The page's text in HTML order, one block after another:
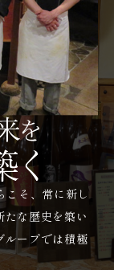
こそ、常に新し
たな歴史を築い
ループでは積極